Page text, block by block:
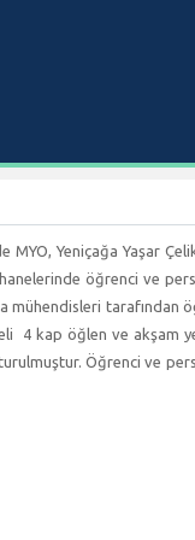
Yeniçağa Yaşar
öğrenci ve
mühendisleri tarafından
4 kap öğlen ve akşam
Öğrenci ve